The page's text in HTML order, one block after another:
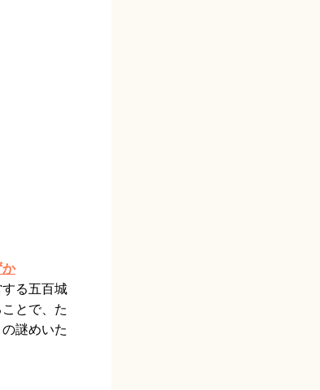
か
る五百城
とで、た
謎めいた